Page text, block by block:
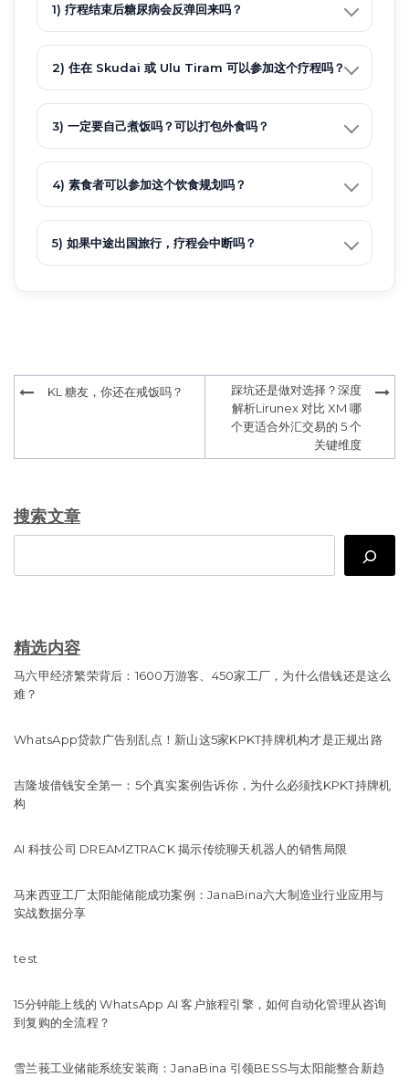
1) 疗程结束后糖尿病会反弹回来吗？
2) 住在 Skudai 或 Ulu Tiram 可以参加这个疗程吗？
3) 一定要自己煮饭吗？可以打包外食吗？
4) 素食者可以参加这个饮食规划吗？
5) 如果中途出国旅行，疗程会中断吗？
Post
navigation
KL 糖友，你还在戒饭吗？
踩坑还是做对选择？深度
解析Lirunex 对比 XM 哪
个更适合外汇交易的 5 个
关键维度
搜索文章
精选内容
马六甲经济繁荣背后：1600万游客、450家工厂，为什么借钱还是这么
难？
WhatsApp贷款广告别乱点！新山这5家KPKT持牌机构才是正规出路
吉隆坡借钱安全第一：5个真实案例告诉你，为什么必须找KPKT持牌机
构
AI 科技公司 DREAMZTRACK 揭示传统聊天机器人的销售局限
马来西亚工厂太阳能储能成功案例：JanaBina六大制造业行业应用与
实战数据分享
test
15分钟能上线的 WhatsApp AI 客户旅程引擎，如何自动化管理从咨询
到复购的全流程？
雪兰莪工业储能系统安装商：JanaBina 引领BESS与太阳能整合新趋